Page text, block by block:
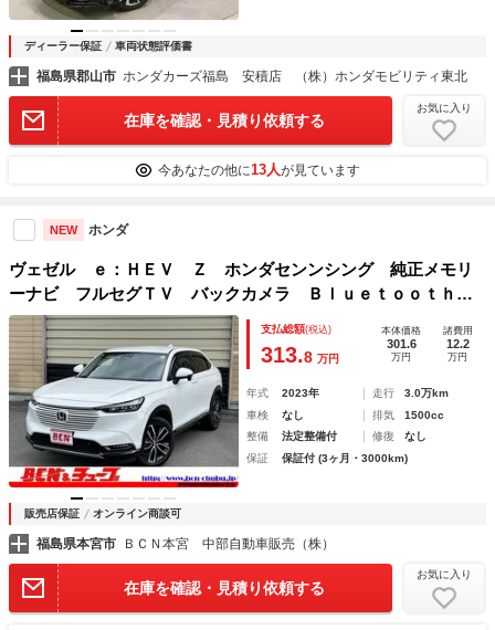
ディーラー保証 車両状態評価書
福島県郡山市 ホンダカーズ福島 安積店 （株）ホンダモビリティ東北
在庫を確認・見積り依頼する
お気に入り
今あなたの他に13人が見ています
NEW ホンダ
ヴェゼル ｅ：ＨＥＶ Ｚ ホンダセンンシング 純正メモリ
ーナビ フルセグＴＶ バックカメラ Ｂｌｕｅｔｏｏｔｈ
ＥＴＣ シートヒーター クルーズコントロール ＬＥＤライ
ト 純正アルミホイール ステアリングヒーター
支払総額(税込)
313.8 万円
本体価格
301.6
万円
諸費用
12.2
万円
年式 2023年 走行
3.0万km
車検
なし 排気
1500cc
整備
法定整備付 修復
なし
保証
保証付 (3ヶ月・3000km)
販売店保証 オンライン商談可
福島県本宮市 ＢＣＮ本宮 中部自動車販売（株）
在庫を確認・見積り依頼する
お気に入り